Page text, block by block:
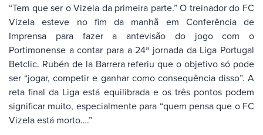
“Tem que ser o Vizela da primeira parte.” O treinador do FC
Vizela esteve no fim da manhã em Conferência de
Imprensa para fazer a antevisão do jogo com o
Portimonense a contar para a 24ª jornada da Liga Portugal
Betclic. Rubén de la Barrera referiu que o objetivo só pode
ser “jogar, competir e ganhar como consequência disso”. A
reta final da Liga está equilibrada e os três pontos podem
significar muito, especialmente para “quem pensa que o FC
Vizela está morto….”